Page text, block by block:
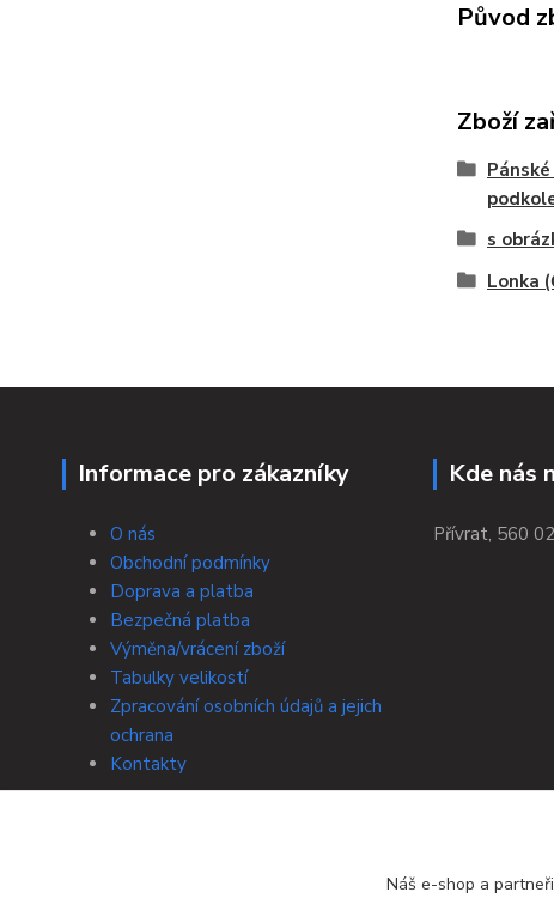
Původ
Zboží
s
Lonka
Informace pro zákazníky
O nás
Obchodní podmínky
Doprava a platba
Bezpečná platba
Výměna/vrácení zboží
Tabulky velikostí
Zpracování osobních údajů a jejich
ochrana
Kontakty
Kde nás
Přívrat, 560
Náš e-shop a